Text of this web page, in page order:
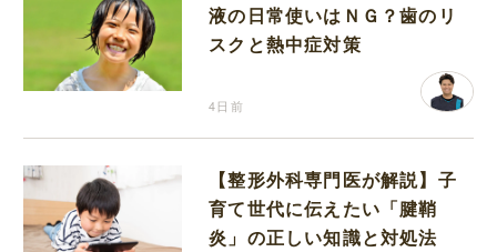
液の日常使いはＮＧ？歯のリ
スクと熱中症対策
4日前
【整形外科専門医が解説】子
育て世代に伝えたい「腱鞘
炎」の正しい知識と対処法